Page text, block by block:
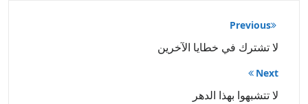
تصفّح
المقالات
Previous
لا تشترك في خطايا الآخرين
Next
لا تتشبهوا بهذا الدهر